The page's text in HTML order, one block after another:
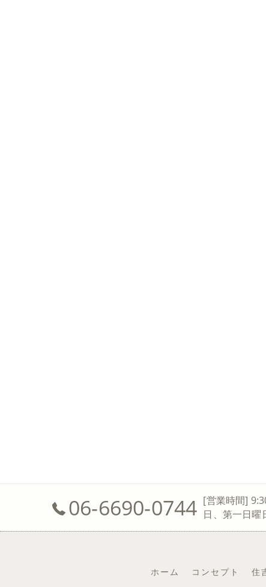
06-6690-0744 [営業時間]
日、第一日曜
ホーム コンセプト 住